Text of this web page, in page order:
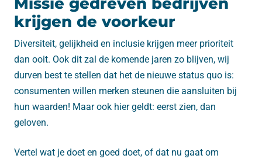
krijgen de voorkeur
Diversiteit, gelijkheid en inclusie krijgen meer prioriteit
dan ooit. Ook dit zal de komende jaren zo blijven, wij
durven best te stellen dat het de nieuwe status quo is:
consumenten willen merken steunen die aansluiten bij
hun waarden! Maar ook hier geldt: eerst zien, dan
geloven.
Vertel wat je doet en goed doet, of dat nu gaat om